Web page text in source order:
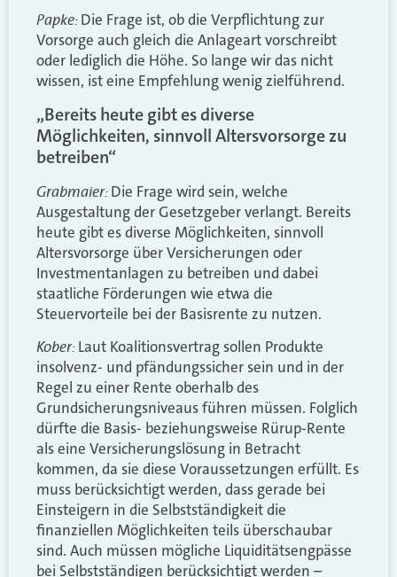
Papke:Die Frage ist, ob die Verpflichtung zur
Vorsorge auch gleich die Anlageart vorschreibt
oder lediglich die Höhe. So lange wir das nicht
wissen, ist eine Empfehlung wenig zielführend.
„Bereits heute gibt es diverse
Möglichkeiten, sinnvoll Altersvorsorge zu
betreiben“
Grabmaier:Die Frage wird sein, welche
Ausgestaltung der Gesetzgeber verlangt. Bereits
heute gibt es diverse Möglichkeiten, sinnvoll
Altersvorsorge über Versicherungen oder
Investmentanlagen zu betreiben und dabei
staatliche Förderungen wie etwa die
Steuervorteile bei der Basisrente zu nutzen.
Kober:Laut Koalitionsvertrag sollen Produkte
insolvenz- und pfändungssicher sein und in der
Regel zu einer Rente oberhalb des
Grundsicherungsniveaus führen müssen. Folglich
dürfte die Basis- beziehungsweise Rürup-Rente
als eine Versicherungslösung in Betracht
kommen, da sie diese Voraussetzungen erfüllt. Es
muss berücksichtigt werden, dass gerade bei
Einsteigern in die Selbstständigkeit die
finanziellen Möglichkeiten teils überschaubar
sind. Auch müssen mögliche Liquiditätsengpässe
bei Selbstständigen berücksichtigt werden –